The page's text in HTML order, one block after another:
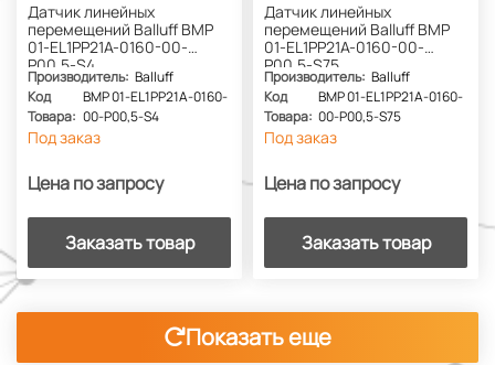
Датчик линейных
перемещений Balluff BMP
01-EL1PP21A-0160-00-
P00,5-S4
Производитель: Balluff
Код
Товара:
BMP 01-EL1PP21A-0160-
00-P00,5-S4
Под заказ
Цена по запросу
Заказать товар
Датчик линейных
перемещений Balluff BMP
01-EL1PP21A-0160-00-
P00,5-S75
Производитель: Balluff
Код
Товара:
BMP 01-EL1PP21A-0160-
00-P00,5-S75
Под заказ
Цена по запросу
Заказать товар
Показать еще